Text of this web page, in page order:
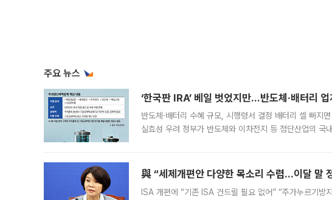
주요 뉴스
‘한국판 IRA’ 베일 벗었지만…반도체·배터리
반도체·배터리 수혜 규모, 시행령서 결정 배터리 셀 빠지
실효성 우려 정부가 반도체와 이차전지 등 첨단산업의 국
與 “세제개편안 다양한 목소리 수렴…이달 말
ISA 개편에 “기존 ISA 건드릴 필요 없어” “주가누르기방